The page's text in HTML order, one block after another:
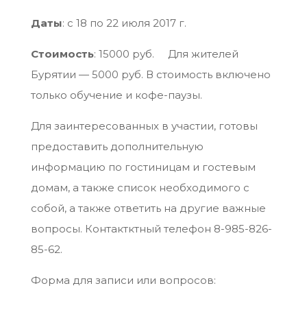
Даты: с 18 по 22 июля 2017 г.
Стоимость: 15000 руб. Для жителей
Бурятии — 5000 руб. В стоимость включено
только обучение и кофе-паузы.
Для заинтересованных в участии, готовы
предоставить дополнительную
информацию по гостиницам и гостевым
домам, а также список необходимого с
собой, а также ответить на другие важные
вопросы. Контактктный телефон 8-985-826-
85-62.
Форма для записи или вопросов: